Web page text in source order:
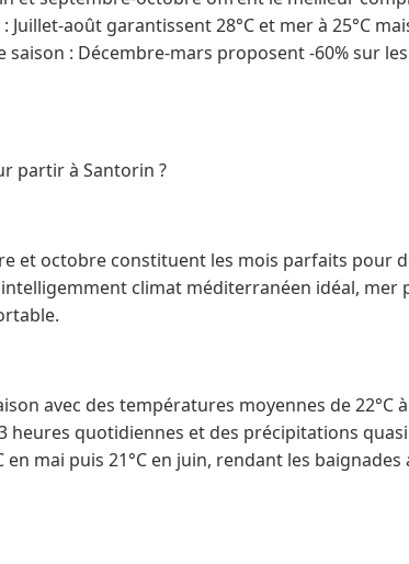
août garantissent 28°C et mer à 25°C
saison : Décembre-mars proposent -60% sur
partir à Santorin ?
et octobre constituent les mois parfaits pour
climat méditerranéen idéal, mer
avec des températures moyennes de 22°C à
heures quotidiennes et des précipitations
mai puis 21°C en juin, rendant les